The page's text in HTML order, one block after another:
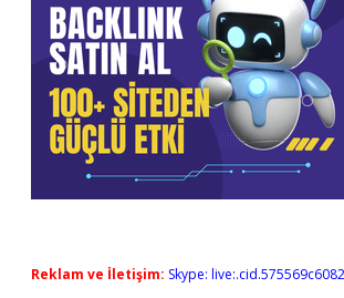
Reklam ve İletişim: Skype: